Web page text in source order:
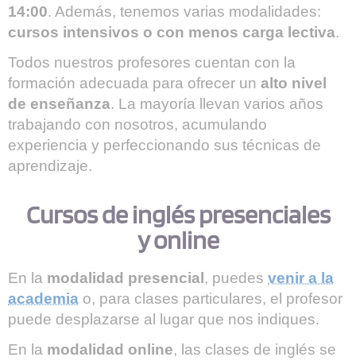
14:00. Además, tenemos varias modalidades:
cursos intensivos o con menos carga lectiva.
Todos nuestros profesores cuentan con la
formación adecuada para ofrecer un alto nivel
de enseñanza. La mayoría llevan varios años
trabajando con nosotros, acumulando
experiencia y perfeccionando sus técnicas de
aprendizaje.
Cursos de inglés presenciales
y online
En la modalidad presencial , puedes venir a la
academia o, para clases particulares, el profesor
puede desplazarse al lugar que nos indiques.
En la modalidad online, las clases de inglés se